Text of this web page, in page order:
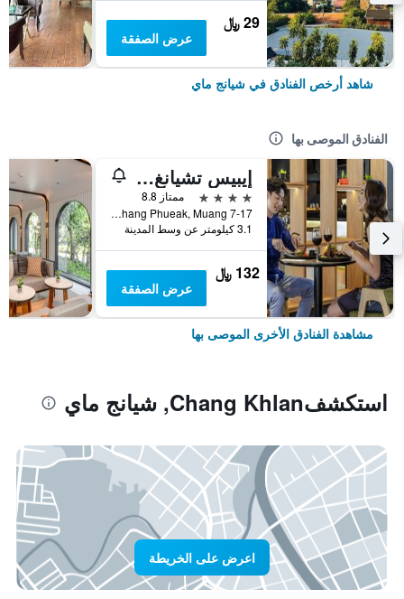
29 ﷼
عرض الصفقة
شاهد أرخص الفنادق في شيانج ماي
الفنادق الموصى بها
إيبيس تشيانغ ماي نيمان جورنيوب
4 نجوم
ممتاز 8.8
7-17 Moo 2, Huay Kaew Road Chang Phueak, Muang, شيانج ماي, تايلاند
3.1 كيلومتر عن وسط المدينة
132 ﷼
عرض الصفقة
مشاهدة الفنادق الأخرى الموصى بها
استكشفChang Khlan, شيانج ماي
اعرض على الخريطة